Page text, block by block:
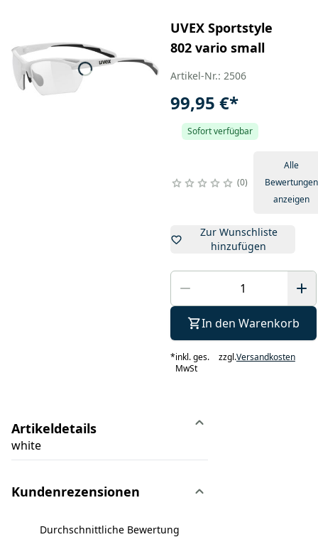
UVEX Sportstyle
802 vario small
Artikel-Nr.: 2506
99,95 €*
Sofort verfügbar
0
Alle
Bewertungen
anzeigen
Zur Wunschliste
hinzufügen
In den Warenkorb
*inkl. ges.
MwSt
zzgl.Versandkosten
Artikeldetails
white
Kundenrezensionen
Durchschnittliche Bewertung